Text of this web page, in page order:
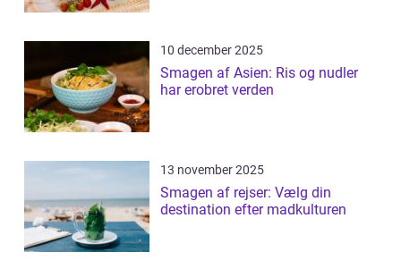
10 december 2025
Smagen af Asien: Ris og nudler
har erobret verden
13 november 2025
Smagen af rejser: Vælg din
destination efter madkulturen